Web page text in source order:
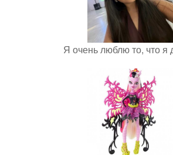
Я очень люблю то, что я